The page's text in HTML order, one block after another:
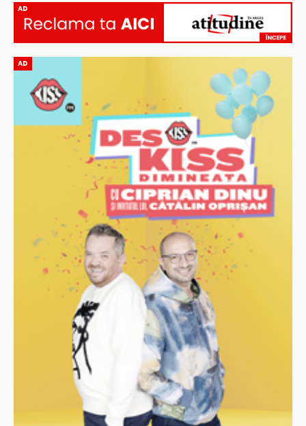
AD
AD